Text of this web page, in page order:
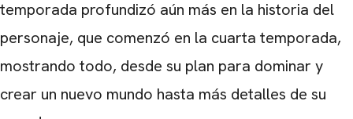
temporada profundizó aún más en la historia del
personaje, que comenzó en la cuarta temporada,
mostrando todo, desde su plan para dominar y
crear un nuevo mundo hasta más detalles de su